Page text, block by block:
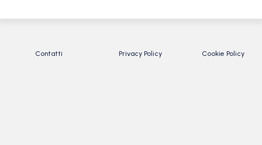
Contatti Privacy Policy Cookie Policy